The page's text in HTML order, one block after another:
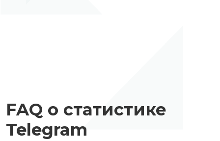
FAQ о статистике
Telegram